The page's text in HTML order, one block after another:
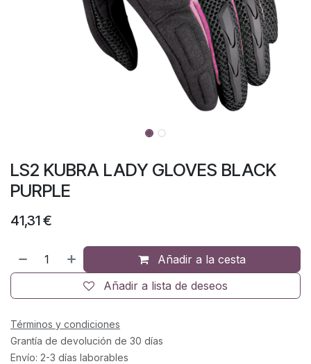
LS2 KUBRA LADY GLOVES BLACK
PURPLE
41,31€
Añadir a la cesta
Añadir a lista de deseos
Términos y condiciones
Grantía de devolución de 30 días
Envío: 2-3 días laborables